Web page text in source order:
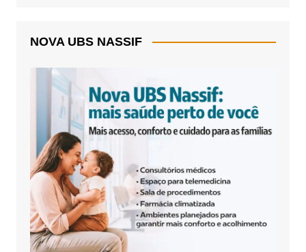
NOVA UBS NASSIF